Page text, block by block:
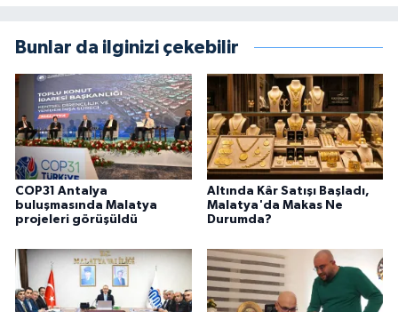
Bunlar da ilginizi çekebilir
COP31 Antalya
buluşmasında Malatya
projeleri görüşüldü
Altında Kâr Satışı Başladı,
Malatya'da Makas Ne
Durumda?